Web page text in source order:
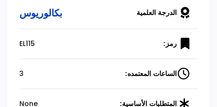
الدرجة العلمية بكالوريوس
رمز: EL115
الساعات المعتمده: 3
المتطلبات الأساسية: None